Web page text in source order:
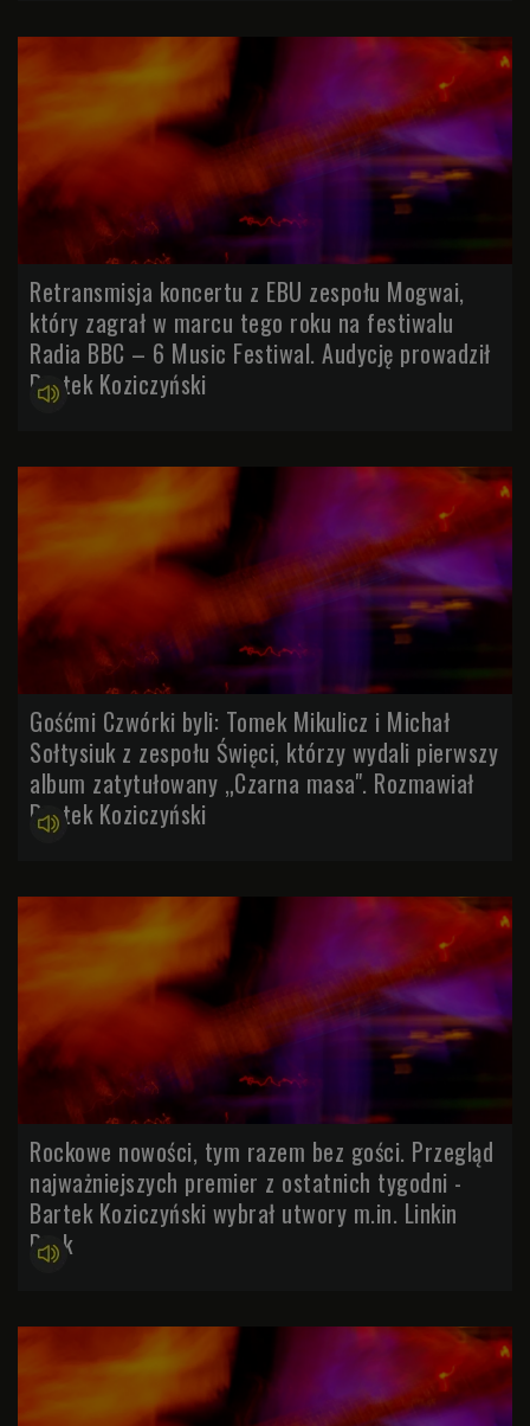
Retransmisja koncertu z EBU zespołu Mogwai,
który zagrał w marcu tego roku na festiwalu
Radia BBC – 6 Music Festiwal. Audycję prowadził
Bartek Koziczyński
Gośćmi Czwórki byli: Tomek Mikulicz i Michał
Sołtysiuk z zespołu Święci, którzy wydali pierwszy
album zatytułowany „Czarna masa". Rozmawiał
Bartek Koziczyński
Rockowe nowości, tym razem bez gości. Przegląd
najważniejszych premier z ostatnich tygodni -
Bartek Koziczyński wybrał utwory m.in. Linkin
Park